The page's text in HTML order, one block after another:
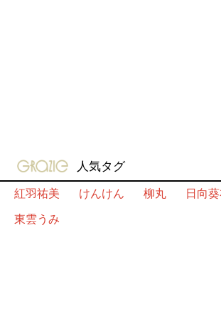
gravure-grazie
人気タグ
紅羽祐美
けんけん 柳丸 日向
東雲うみ